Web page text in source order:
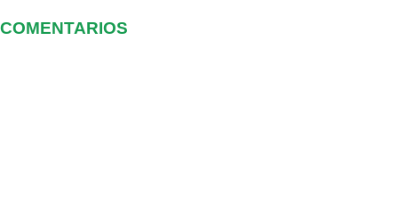
COMENTARIOS